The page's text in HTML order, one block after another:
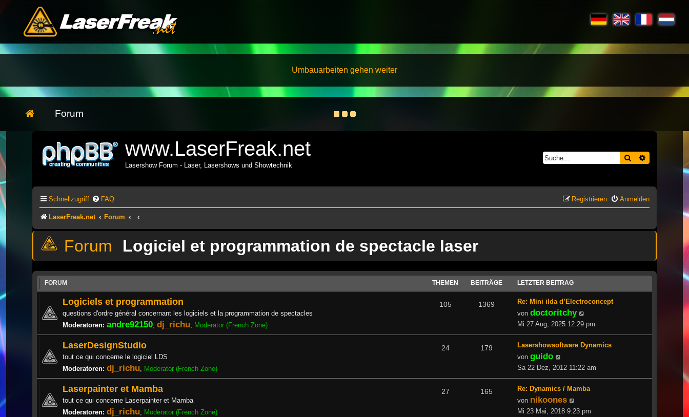
Umbauarbeiten gehen weiter
Forum
www.LaserFreak.net
Lasershow Forum - Laser, Lasershows und Showtechnik
Suche
Schnellzugriff FAQ Anmelden
Registrieren
LaserFreak.net Forum
Logiciel et programmation de spectacle laser
FORUM THEMEN BEITRÄGE LETZTER BEITRAG
Logiciels et programmation
questions d'ordre général concernant les logiciels et la programmation de spectacles
Moderatoren: andre92150 dj_richu Moderator (French Zone)
105 1369
Re: Mini ilda d’Electroconcept
von doctoritchy
Beitrag
Mi 27 Aug, 2025 12:29 pm
LaserDesignStudio
tout ce qui concerne le logiciel LDS
Moderatoren: dj_richu Moderator (French Zone)
24 179
Lasershowsoftware Dynamics
von guido
Beitrag
Sa 22 Dez, 2012 11:22 am
Laserpainter et Mamba
tout ce qui concerne Laserpainter et Mamba
Moderatoren: dj_richu Moderator (French Zone)
27 165
Re: Dynamics / Mamba
von nikoones
Beitrag
Mi 23 Mai, 2018 9:23 pm